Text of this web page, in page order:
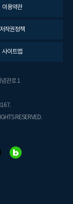
이용약관
저작권정책
사이트맵
관로 1
RESERVED.